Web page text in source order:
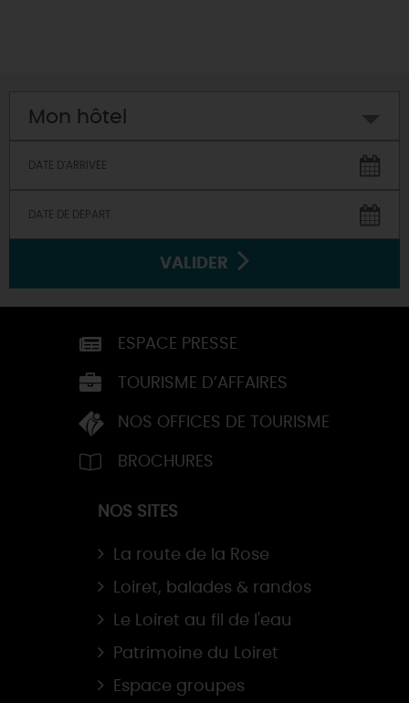
Mon hôtel
VALIDER
ESPACE PRESSE
TOURISME D’AFFAIRES
NOS OFFICES DE TOURISME
BROCHURES
NOS SITES
La route de la Rose
Loiret, balades & randos
Le Loiret au fil de l'eau
Patrimoine du Loiret
Espace groupes